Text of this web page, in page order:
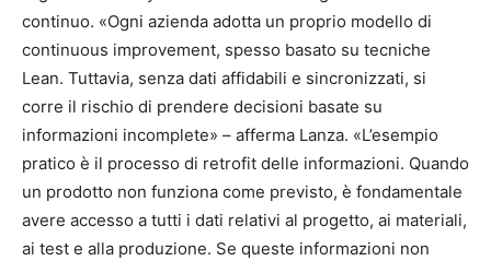
continuo. «Ogni azienda adotta un proprio modello di
continuous improvement, spesso basato su tecniche
Lean. Tuttavia, senza dati affidabili e sincronizzati, si
corre il rischio di prendere decisioni basate su
informazioni incomplete» – afferma Lanza. «L’esempio
pratico è il processo di retrofit delle informazioni. Quando
un prodotto non funziona come previsto, è fondamentale
avere accesso a tutti i dati relativi al progetto, ai materiali,
ai test e alla produzione. Se queste informazioni non